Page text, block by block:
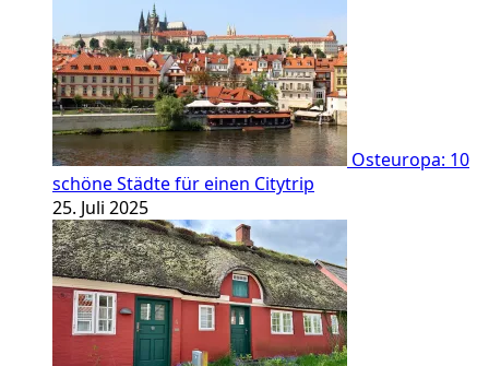
Osteuropa: 10
schöne Städte für einen Citytrip
25. Juli 2025